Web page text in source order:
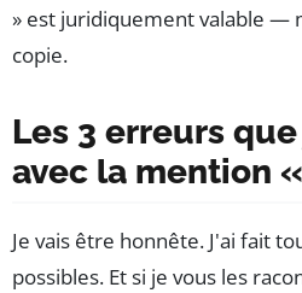
» est juridiquement valable —
copie.
Les 3 erreurs
avec la mention
Je vais être honnête. J'ai fait
possibles. Et si je vous les